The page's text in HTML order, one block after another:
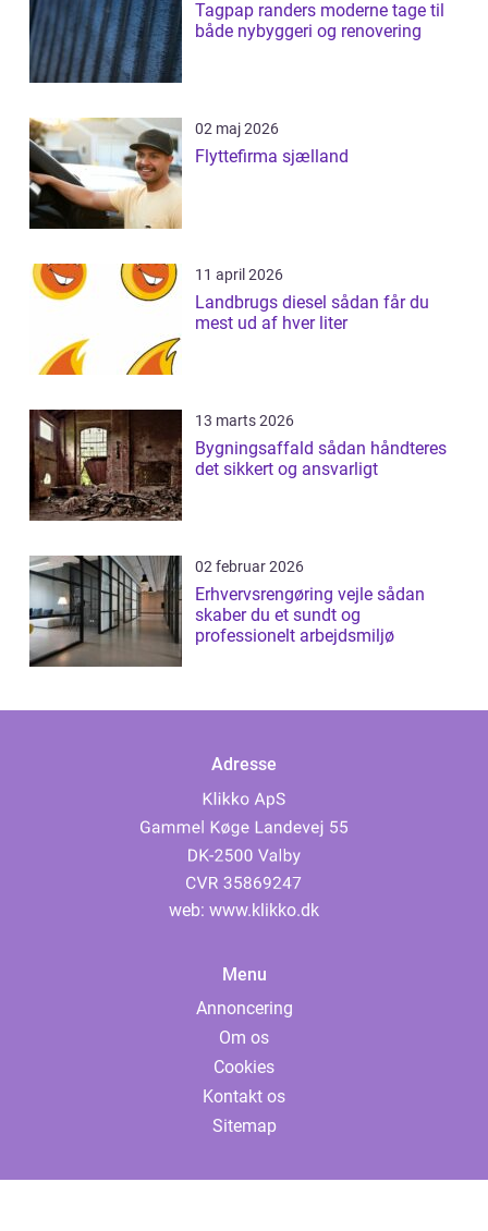
Tagpap randers moderne tage til
både nybyggeri og renovering
02 maj 2026
Flyttefirma sjælland
11 april 2026
Landbrugs diesel sådan får du
mest ud af hver liter
13 marts 2026
Bygningsaffald sådan håndteres
det sikkert og ansvarligt
02 februar 2026
Erhvervsrengøring vejle sådan
skaber du et sundt og
professionelt arbejdsmiljø
Adresse
web: www.klikko.dk
Menu
Annoncering
Om os
Cookies
Kontakt os
Sitemap